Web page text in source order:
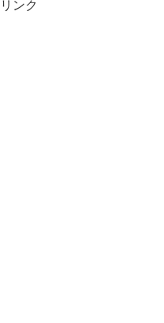
ンク